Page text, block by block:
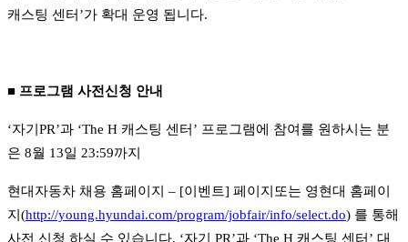
캐스팅 센터 ’가 확대 운영 됩니다.
■ 프로그램 사전신청 안내
‘자기 PR’과 ‘The H 캐스팅 센터 ’ 프로그램에 참여를 원하시는 분
은 8월 13일 23:59까지
현대자동차 채용 홈페이지 – [이벤트] 페이지또는 영현대 홈페이
지 (http://young.hyundai.com/program/jobfair/info/select.do) 를 통해
사전 신청 하실 수 있습니다. ‘자기 PR’과 ‘The H 캐스팅 센터 ’ 대